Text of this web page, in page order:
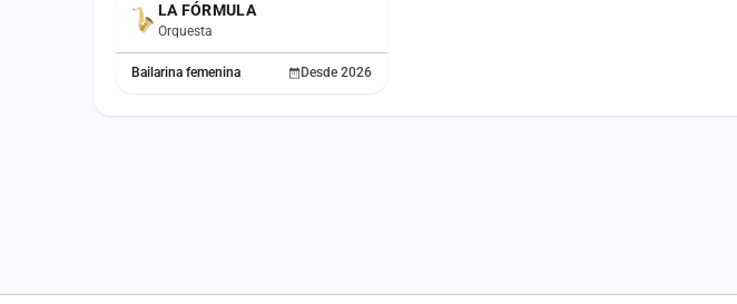
ACTUALLA FÓRMULA
Orquesta
Bailarina femenina Desde 2026